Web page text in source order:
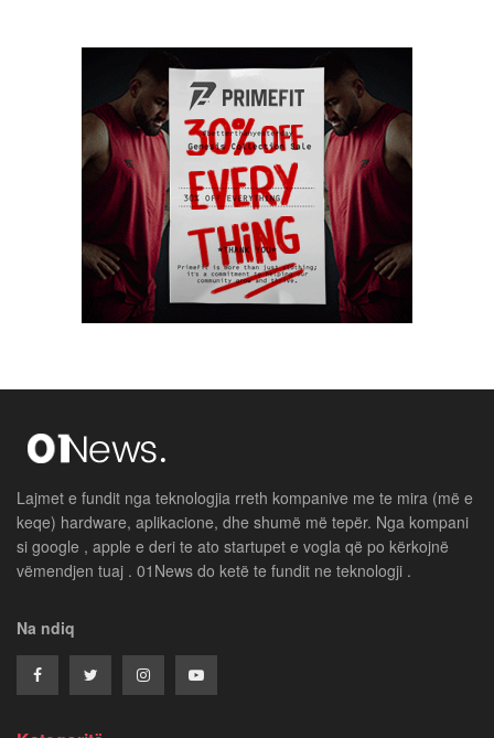
Lajmet e fundit nga teknologjia rreth kompanive me te mira (më e
keqe) hardware, aplikacione, dhe shumë më tepër. Nga kompani
si google , apple e deri te ato startupet e vogla që po kërkojnë
vëmendjen tuaj . 01News do ketë te fundit ne teknologji .
Na ndiq